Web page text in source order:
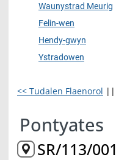
Waunystrad Meurig
Felin-wen
Hendy-gwyn
Ystradowen
<< Tudalen Flaenorol ||
Pontyates
SR/113/001